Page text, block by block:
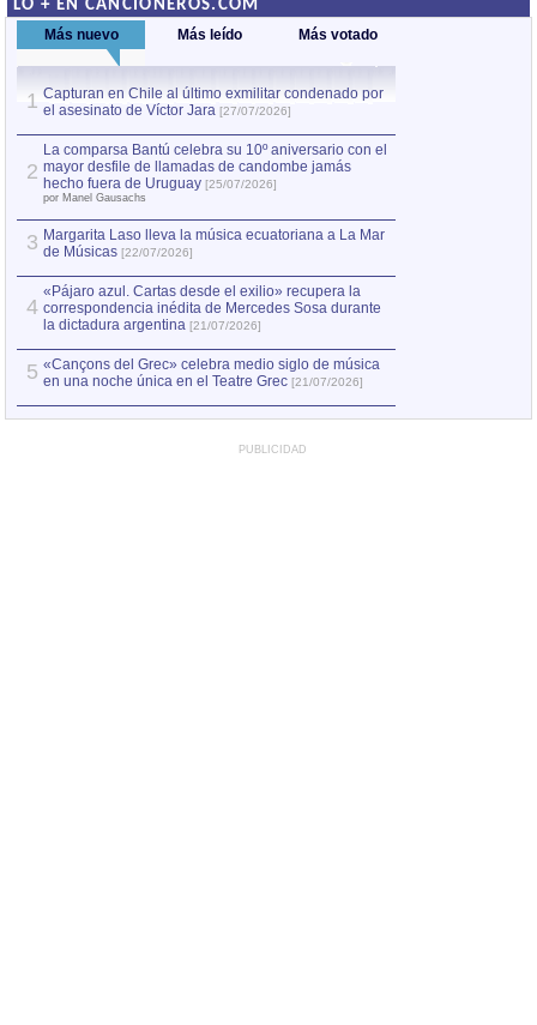
LO + EN CANCIONEROS.COM
Más nuevo Más leído Más votado
1 Capturan en Chile al último exmilitar condenado por
el asesinato de Víctor Jara [27/07/2026]
2
La comparsa Bantú celebra su 10º aniversario con el
mayor desfile de llamadas de candombe jamás
hecho fuera de Uruguay [25/07/2026]
por Manel Gausachs
3 Margarita Laso lleva la música ecuatoriana a La Mar
de Músicas [22/07/2026]
4
«Pájaro azul. Cartas desde el exilio» recupera la
correspondencia inédita de Mercedes Sosa durante
la dictadura argentina [21/07/2026]
5 «Cançons del Grec» celebra medio siglo de música
en una noche única en el Teatre Grec [21/07/2026]
PUBLICIDAD